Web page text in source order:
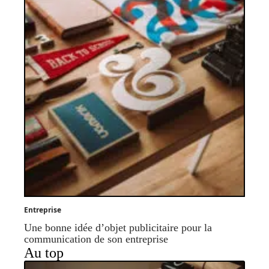
Entreprise
Une bonne idée d’objet publicitaire pour la
communication de son entreprise
Au top